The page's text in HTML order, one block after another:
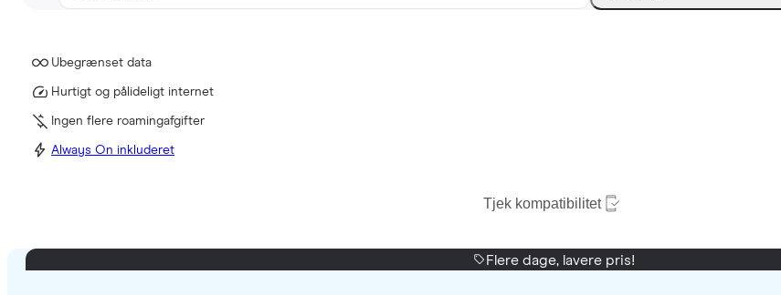
Ubegrænset data
Hurtigt og pålideligt internet
Ingen flere roamingafgifter
Always On inkluderet
Tjek kompatibilitet
Flere dage, lavere pris!